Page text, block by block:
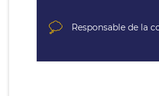
Responsable de la